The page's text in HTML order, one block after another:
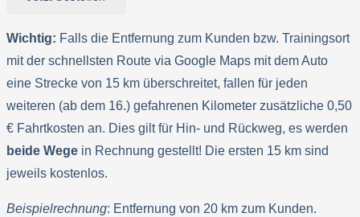
Wichtig: Falls die Entfernung zum Kunden bzw. Trainingsort
mit der schnellsten Route via Google Maps mit dem Auto
eine Strecke von 15 km überschreitet, fallen für jeden
weiteren (ab dem 16.) gefahrenen Kilometer zusätzliche 0,50
€ Fahrtkosten an. Dies gilt für Hin- und Rückweg, es werden
beide Wege in Rechnung gestellt! Die ersten 15 km sind
jeweils kostenlos.
Beispielrechnung: Entfernung von 20 km zum Kunden.